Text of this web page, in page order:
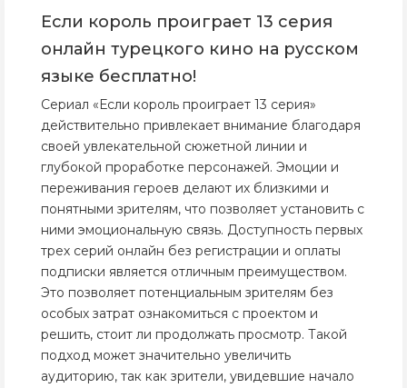
Если король проиграет 13 серия
онлайн турецкого кино на русском
языке бесплатно!
Сериал «Если король проиграет 13 серия»
действительно привлекает внимание благодаря
своей увлекательной сюжетной линии и
глубокой проработке персонажей. Эмоции и
переживания героев делают их близкими и
понятными зрителям, что позволяет установить с
ними эмоциональную связь. Доступность первых
трех серий онлайн без регистрации и оплаты
подписки является отличным преимуществом.
Это позволяет потенциальным зрителям без
особых затрат ознакомиться с проектом и
решить, стоит ли продолжать просмотр. Такой
подход может значительно увеличить
аудиторию, так как зрители, увидевшие начало